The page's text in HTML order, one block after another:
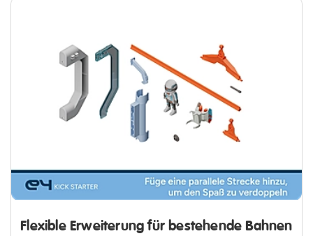
Flexible Erweiterung für bestehende Bahnen